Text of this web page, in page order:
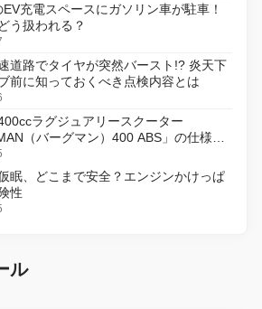
EV充電スペースにガソリン車が駐車！
う扱われる？
道路でタイヤが突然バースト!? 炎天下
前に知っておくべき点検内容とは
ラグジュアリースクーター
（バーグマン）400 ABS」の仕様を
18日に発売
眠、どこまで安全？エンジンかけっぱ
性
ル